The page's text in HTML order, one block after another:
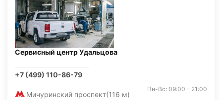
Сервисный центр Удальцова
+7 (499) 110-86-79
Мичуринский проспект(116 м)
Пн-Вс: 09:00 - 21:00